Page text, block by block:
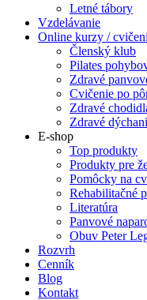
Letné tábory
Vzdelávanie
Online kurzy /
Členský klub
Pilates
Zdravé
Cvičenie po
Zdravé
Zdravé
E-shop
Top produkty
Produkty pre
Pomôcky na
Rehabilitačné
Literatúra
Panvové
Obuv Peter
Rozvrh
Cenník
Blog
Kontakt